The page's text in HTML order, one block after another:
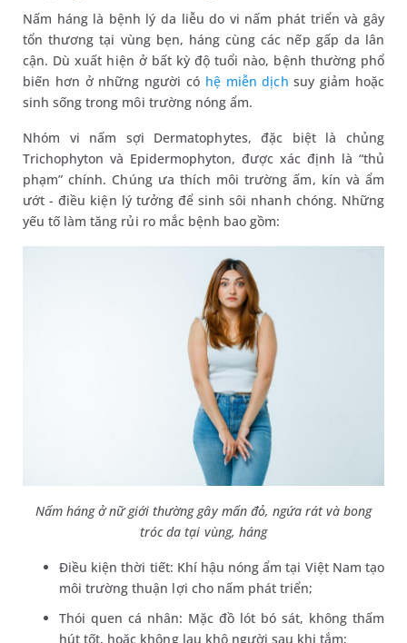
Nấm háng là bệnh lý da liễu do vi nấm phát triển và gây
tổn thương tại vùng bẹn, háng cùng các nếp gấp da lân
cận. Dù xuất hiện ở bất kỳ độ tuổi nào, bệnh thường phổ
biến hơn ở những người có hệ miễn dịch suy giảm hoặc
sinh sống trong môi trường nóng ẩm.
Nhóm vi nấm sợi Dermatophytes, đặc biệt là chủng
Trichophyton và Epidermophyton, được xác định là “thủ
phạm” chính. Chúng ưa thích môi trường ấm, kín và ẩm
ướt - điều kiện lý tưởng để sinh sôi nhanh chóng. Những
yếu tố làm tăng rủi ro mắc bệnh bao gồm:
Nấm háng ở nữ giới thường gây mẩn đỏ, ngứa rát và bong
tróc da tại vùng, háng
Điều kiện thời tiết: Khí hậu nóng ẩm tại Việt Nam tạo
môi trường thuận lợi cho nấm phát triển;
Thói quen cá nhân: Mặc đồ lót bó sát, không thấm
hút tốt, hoặc không lau khô người sau khi tắm;